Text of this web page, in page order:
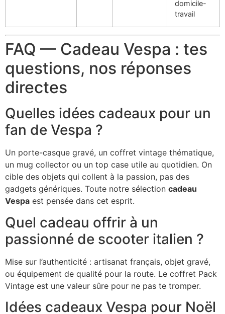
domicile-
travail
FAQ — Cadeau Vespa : tes
questions, nos réponses
directes
Quelles idées cadeaux pour un
fan de Vespa ?
Un porte-casque gravé, un coffret vintage thématique,
un mug collector ou un top case utile au quotidien. On
cible des objets qui collent à la passion, pas des
gadgets génériques. Toute notre sélection cadeau
Vespa est pensée dans cet esprit.
Quel cadeau offrir à un
passionné de scooter italien ?
Mise sur l’authenticité : artisanat français, objet gravé,
ou équipement de qualité pour la route. Le coffret Pack
Vintage est une valeur sûre pour ne pas te tromper.
Idées cadeaux Vespa pour Noël